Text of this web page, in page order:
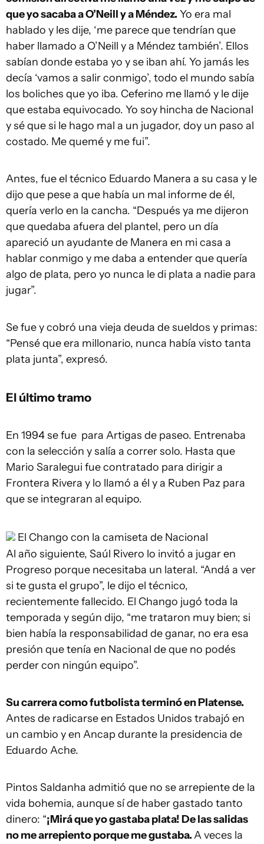
que yo sacaba a O’Neill y a Méndez. Yo era mal
hablado y les dije, ‘me parece que tendrían que
haber llamado a O’Neill y a Méndez también’. Ellos
sabían donde estaba yo y se iban ahí. Yo jamás les
decía ‘vamos a salir conmigo’, todo el mundo sabía
los boliches que yo iba. Ceferino me llamó y le dije
que estaba equivocado. Yo soy hincha de Nacional
y sé que si le hago mal a un jugador, doy un paso al
costado. Me quemé y me fui”.
Antes, fue el técnico Eduardo Manera a su casa y le
dijo que pese a que había un mal informe de él,
quería verlo en la cancha. “Después ya me dijeron
que quedaba afuera del plantel, pero un día
apareció un ayudante de Manera en mi casa a
hablar conmigo y me daba a entender que quería
algo de plata, pero yo nunca le di plata a nadie para
jugar”.
Se fue y cobró una vieja deuda de sueldos y primas:
“Pensé que era millonario, nunca había visto tanta
plata junta”, expresó.
El último tramo
En 1994 se fue para Artigas de paseo. Entrenaba
con la selección y salía a correr solo. Hasta que
Mario Saralegui fue contratado para dirigir a
Frontera Rivera y lo llamó a él y a Ruben Paz para
que se integraran al equipo.
El Chango con la camiseta de Nacional
Al año siguiente, Saúl Rivero lo invitó a jugar en
Progreso porque necesitaba un lateral. “Andá a ver
si te gusta el grupo”, le dijo el técnico,
recientemente fallecido. El Chango jugó toda la
temporada y según dijo, “me trataron muy bien; si
bien había la responsabilidad de ganar, no era esa
presión que tenía en Nacional de que no podés
perder con ningún equipo”.
Su carrera como futbolista terminó en Platense.
Antes de radicarse en Estados Unidos trabajó en
un cambio y en Ancap durante la presidencia de
Eduardo Ache.
Pintos Saldanha admitió que no se arrepiente de la
vida bohemia, aunque sí de haber gastado tanto
dinero: “¡Mirá que yo gastaba plata! De las salidas
no me arrepiento porque me gustaba.A veces la